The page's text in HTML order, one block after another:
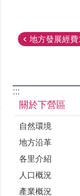
地方發展經費
:::
關於下營區
自然環境
地方沿革
各里介紹
人口概況
產業概況